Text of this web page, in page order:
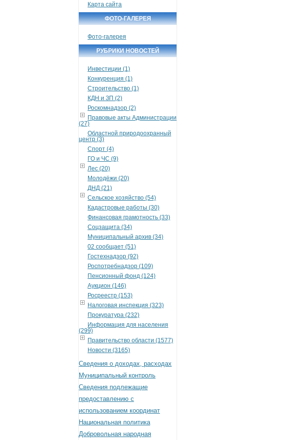
Карта сайта
ФОТО-ГАЛЕРЕЯ
Фото-галерея
РУБРИКИ НОВОСТЕЙ
Инвестиции (1)
Конкуренция (1)
Строительство (1)
КДН и ЗП (2)
Роскомнадзор (2)
Правовые акты Администрации
(27)
Областной природоохранный
центр (3)
Спорт (4)
ГО и ЧС (9)
Лес (20)
Молодёжи (20)
ДНД (21)
Сельское хозяйство (54)
Кадастровые работы (30)
Финансовая грамотность (33)
Соцзащита (34)
Муниципальный архив (34)
02 сообщает (51)
Гостехнадзор (92)
Роспотребнадзор (109)
Пенсионный фонд (124)
Аукцион (146)
Росреестр (153)
Налоговая инспекция (323)
Прокуратура (232)
Информация для населения
(299)
Правительство области (1577)
Новости (3165)
Сведения о доходах, расходах
Муниципальный контроль
Сведения подлежащие
предоставлению с
использованием координат
Национальная политика
Добровольная народная